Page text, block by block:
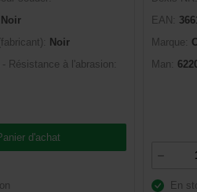
Noir
Noir
- Résistance à l'abrasion:
d'achat
EAN:
Marque:
Man:
En